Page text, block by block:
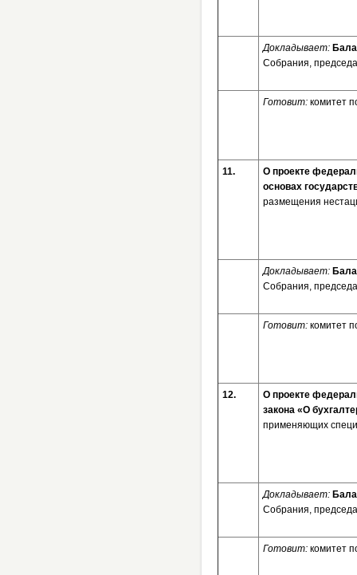
Докладывает:
Собрания,
Готовит: комитет
11.
О проекте
основах
размещения
Докладывает:
Собрания,
Готовит: комитет
12.
О проекте
закона «О
применяющих
Докладывает:
Собрания,
Готовит: комитет